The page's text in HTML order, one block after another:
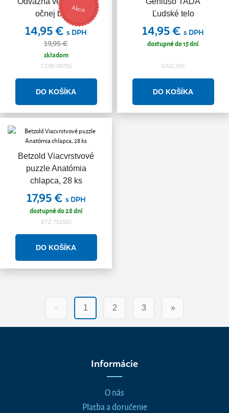
očnej buľvy
Akcia
14,95 € s DPH
19,95 €
skladom
COBI.09755
Ľudské telo
14,95 € s DPH
dostupné do 15 dní
GNS.349
Betzold Viacvrstvové
puzzle Anatómia
chlapca, 28 ks
17,95 € s DPH
dostupné do 28 dní
BTZ.761582
« 1 2 3 »
Informácie
O nás
Platba a doručenie